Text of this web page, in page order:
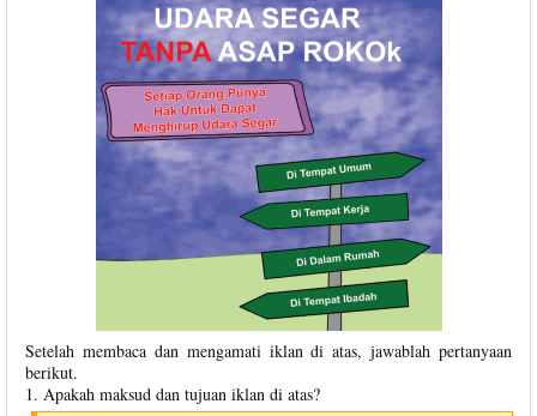
Setelah membaca dan mengamati iklan di atas, jawablah pertanyaan
berikut.
1. Apakah maksud dan tujuan iklan di atas?